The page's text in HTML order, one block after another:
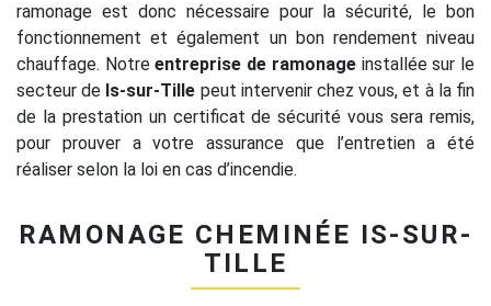
ramonage est donc nécessaire pour la sécurité, le bon
fonctionnement et également un bon rendement niveau
chauffage. Notreentreprise de ramonageinstallée sur le
secteur de Is-sur-Tille peut intervenir chez vous, et à la fin
de la prestation un certificat de sécurité vous sera remis,
pour prouver a votre assurance que l’entretien a été
réaliser selon la loi en cas d’incendie.
RAMONAGE CHEMINÉE IS-SUR-
TILLE